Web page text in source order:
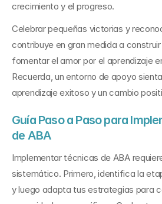
crecimiento y el progreso.
Celebrar pequeñas victorias y
contribuye en gran medida a
fomentar el amor por el aprendizaje
Recuerda, un entorno de apoyo
aprendizaje exitoso y un cambio
Guía Paso a Paso para
de ABA
Implementar técnicas de ABA
sistemático. Primero, identifica la
y luego adapta tus estrategias para